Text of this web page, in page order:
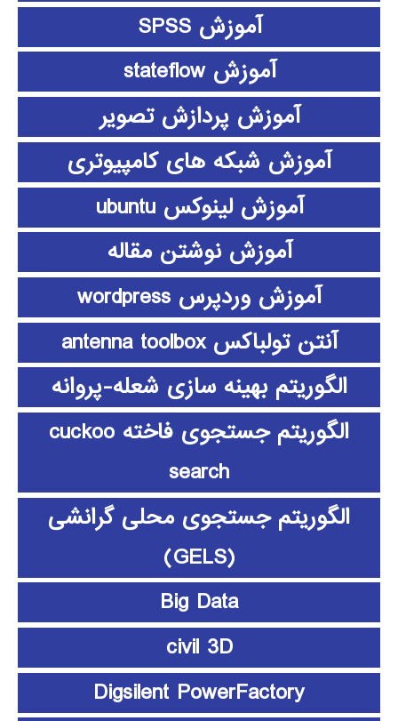
آموزش SPSS
آموزش stateflow
آموزش پردازش تصویر
آموزش شبکه های کامپیوتری
آموزش لینوکس ubuntu
آموزش نوشتن مقاله
آموزش وردپرس wordpress
آنتن تولباکس antenna toolbox
الگوریتم بهینه سازی شعله-پروانه
الگوریتم جستجوی فاخته cuckoo
search
الگوریتم جستجوی محلی گرانشی
(GELS)
Big Data
civil 3D
Digsilent PowerFactory